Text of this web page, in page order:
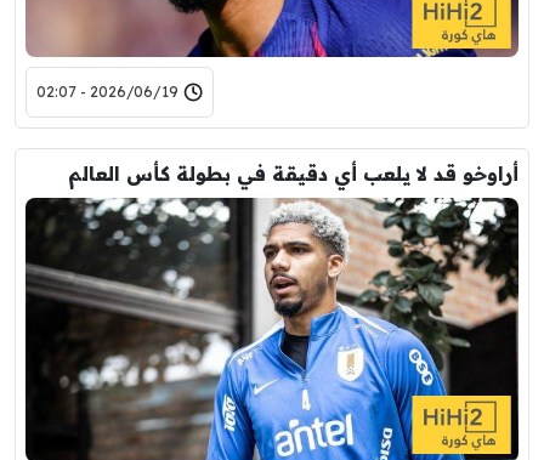
2026/06/19 - 02:07
أراوخو قد لا يلعب أي دقيقة في بطولة كأس العالم